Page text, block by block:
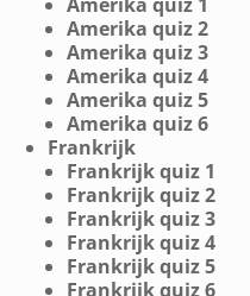
Amerika quiz 2
Amerika quiz 3
Amerika quiz 4
Amerika quiz 5
Amerika quiz 6
Frankrijk
Frankrijk quiz 1
Frankrijk quiz 2
Frankrijk quiz 3
Frankrijk quiz 4
Frankrijk quiz 5
Frankrijk quiz 6